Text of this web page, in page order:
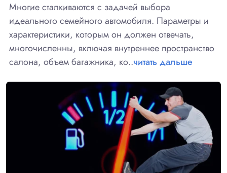
Многие сталкиваются с задачей выбора
идеального семейного автомобиля. Параметры и
характеристики, которым он должен отвечать,
многочисленны, включая внутреннее пространство
салона, объем багажника, ко..читать дальше